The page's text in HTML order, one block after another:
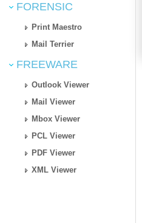
FORENSIC
Print Maestro
Mail Terrier
FREEWARE
Outlook Viewer
Mail Viewer
Mbox Viewer
PCL Viewer
PDF Viewer
XML Viewer